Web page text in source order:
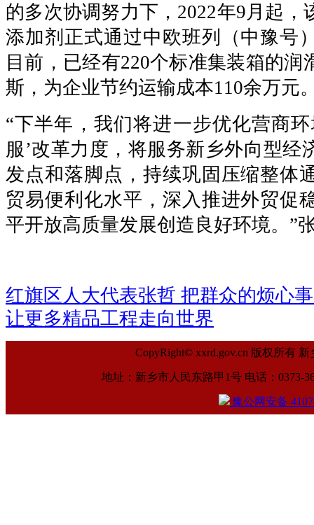
的多次协调努力下，2022年9月起，
添加剂正式通过中欧班列（中豫号
目前，已经有220个标准集装箱的润
斯，为企业节约运输成本110余万元
“下半年，我们将进一步优化营商
服’改革力度，将服务新乡外向型经
发点和落脚点，持续巩固压缩整体
贸易便利化水平，深入推进外贸促
平开放高质量发展创造良好环境。”
红旗区人大代表张哲 把群众的烦心
让更多精品工程走向世界
CopyRight© xxrd.gov.cn 版权所有
地址：新乡市人民东路甲1号 电话：0373-
豫公网安备